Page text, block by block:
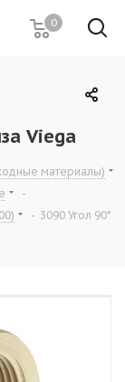
0
Viega
материалы)
-
- 3090 Угол 90*